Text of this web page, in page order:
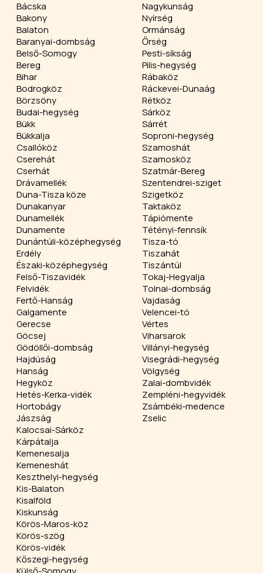
Bácska
Bakony
Balaton
Baranyai-dombság
Belső-Somogy
Bereg
Bihar
Bodrogköz
Börzsöny
Budai-hegység
Bükk
Bükkalja
Csallóköz
Cserehát
Cserhát
Drávamellék
Duna-Tisza köze
Dunakanyar
Dunamellék
Dunamente
Dunántúli-középhegység
Erdély
Északi-középhegység
Felső-Tiszavidék
Felvidék
Fertő-Hanság
Galgamente
Gerecse
Göcsej
Gödöllői-dombság
Hajdúság
Hanság
Hegyköz
Hetés-Kerka-vidék
Hortobágy
Jászság
Kalocsai-Sárköz
Kárpátalja
Kemenesalja
Kemeneshát
Keszthelyi-hegység
Kis-Balaton
Kisalföld
Kiskunság
Körös-Maros-köz
Körös-szög
Körös-vidék
Kőszegi-hegység
Nagykunság
Nyírség
Ormánság
Őrség
Pesti-síkság
Pilis-hegység
Rábaköz
Ráckevei-Dunaág
Rétköz
Sárköz
Sárrét
Soproni-hegység
Szamoshát
Szamosköz
Szatmár-Bereg
Szentendrei-sziget
Szigetköz
Taktaköz
Tápiómente
Tétényi-fennsík
Tisza-tó
Tiszahát
Tiszántúl
Tokaj-Hegyalja
Tolnai-dombság
Vajdaság
Velencei-tó
Vértes
Viharsarok
Villányi-hegység
Visegrádi-hegység
Völgység
Zalai-dombvidék
Zempléni-hegyvidék
Zsámbéki-medence
Zselic